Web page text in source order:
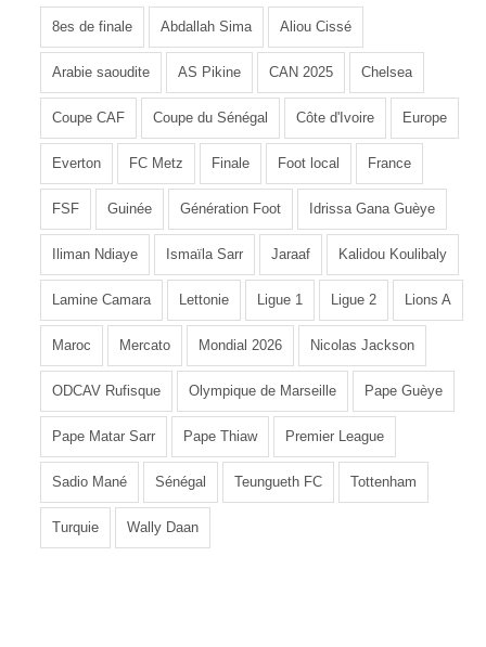
8es de finale Abdallah Sima Aliou Cissé
Arabie saoudite AS Pikine CAN 2025 Chelsea
Coupe CAF Coupe du Sénégal Côte d'Ivoire Europe
Everton FC Metz Finale Foot local France
FSF Guinée Génération Foot Idrissa Gana Guèye
Iliman Ndiaye Ismaïla Sarr Jaraaf Kalidou Koulibaly
Lamine Camara Lettonie Ligue 1 Ligue 2 Lions A
Maroc Mercato Mondial 2026 Nicolas Jackson
ODCAV Rufisque Olympique de Marseille Pape Guèye
Pape Matar Sarr Pape Thiaw Premier League
Sadio Mané Sénégal Teungueth FC Tottenham
Turquie Wally Daan